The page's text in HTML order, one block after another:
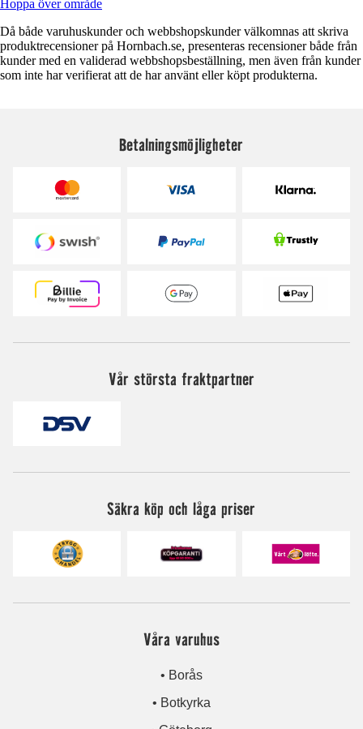
Hoppa över område
Då både varuhuskunder och webbshopskunder välkomnas att skriva
produktrecensioner på Hornbach.se, presenteras recensioner både från
kunder med en validerad webbshopsbeställning, men även från kunder
som inte har verifierat att de har använt eller köpt produkterna.
Betalningsmöjligheter
Vår största fraktpartner
Säkra köp och låga priser
Våra varuhus
• Borås
• Botkyrka